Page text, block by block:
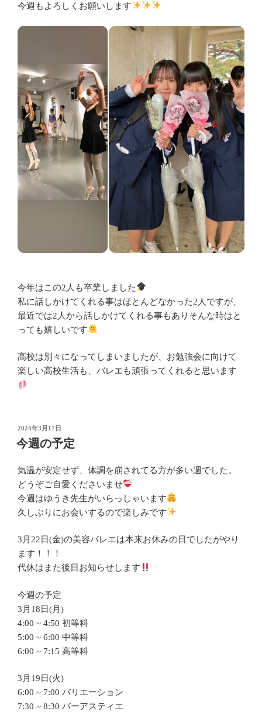
今週もよろしくお願いします
今年はこの2人も卒業しました
私に話しかけてくれる事はほとんどなかった2人ですが、
最近では2人から話しかけてくれる事もありそんな時はと
っても嬉しいです
高校は別々になってしまいましたが、お勉強会に向けて
楽しい高校生活も、バレエも頑張ってくれると思います
投
稿
日:
2024年3月17日
今週の予定
気温が安定せず、体調を崩されてる方が多い週でした。
どうぞご自愛くださいませ
今週はゆうき先生がいらっしゃいます
久しぶりにお会いするので楽しみです
3月22日(金)の美容バレエは本来お休みの日でしたがやり
ます！！！
代休はまた後日お知らせします
今週の予定
3月18日(月)
4:00 ~ 4:50 初等科
5:00 ~ 6:00 中等科
6:00 ~ 7:15 高等科
3月19日(火)
6:00 ~ 7:00 バリエーション
7:30 ~ 8:30 バーアスティエ